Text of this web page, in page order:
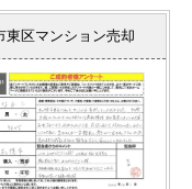
東区マンション売却